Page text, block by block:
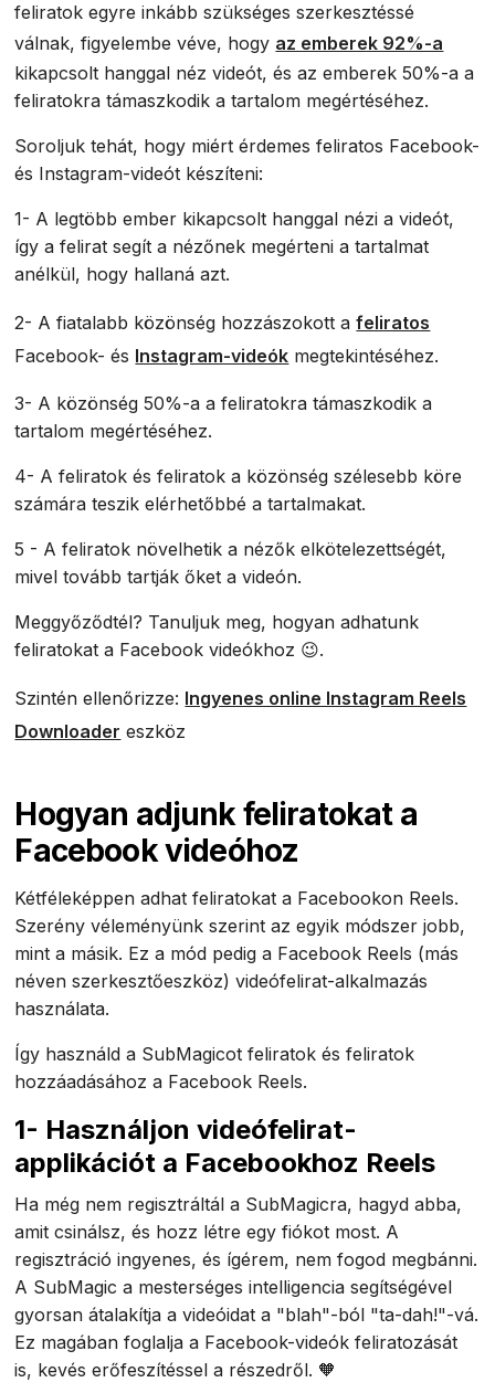
feliratok egyre inkább szükséges szerkesztéssé
válnak, figyelembe véve, hogy az emberek 92%-a
kikapcsolt hanggal néz videót, és az emberek 50%-a a
feliratokra támaszkodik a tartalom megértéséhez.
Soroljuk tehát, hogy miért érdemes feliratos Facebook-
és Instagram-videót készíteni:
1- A legtöbb ember kikapcsolt hanggal nézi a videót,
így a felirat segít a nézőnek megérteni a tartalmat
anélkül, hogy hallaná azt.
2- A fiatalabb közönség hozzászokott afeliratos
Facebook- és Instagram-videók megtekintéséhez.
3- A közönség 50%-a a feliratokra támaszkodik a
tartalom megértéséhez.
4- A feliratok és feliratok a közönség szélesebb köre
számára teszik elérhetőbbé a tartalmakat.
5 - A feliratok növelhetik a nézők elkötelezettségét,
mivel tovább tartják őket a videón.
Meggyőződtél? Tanuljuk meg, hogyan adhatunk
feliratokat a Facebook videókhoz 😉.
Szintén ellenőrizze: Ingyenes online Instagram Reels
Downloader eszköz
Hogyan adjunk feliratokat a
Facebook videóhoz
Kétféleképpen adhat feliratokat a Facebookon Reels.
Szerény véleményünk szerint az egyik módszer jobb,
mint a másik. Ez a mód pedig a Facebook Reels (más
néven szerkesztőeszköz) videófelirat-alkalmazás
használata.
Így használd a SubMagicot feliratok és feliratok
hozzáadásához a Facebook Reels.
1- Használjon videófelirat-
applikációt a Facebookhoz Reels
Ha még nem regisztráltál a SubMagicra, hagyd abba,
amit csinálsz, és hozz létre egy fiókot most. A
regisztráció ingyenes, és ígérem, nem fogod megbánni.
A SubMagic a mesterséges intelligencia segítségével
gyorsan átalakítja a videóidat a "blah"-ból "ta-dah!"-vá.
Ez magában foglalja a Facebook-videók feliratozását
is, kevés erőfeszítéssel a részedről. 🧡